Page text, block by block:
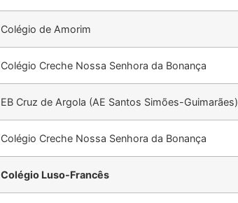
Colégio de Amorim
Colégio Creche Nossa Senhora da Bonança
EB Cruz de Argola (AE Santos Simões-Guimarães)
Colégio Creche Nossa Senhora da Bonança
Colégio Luso-Francês